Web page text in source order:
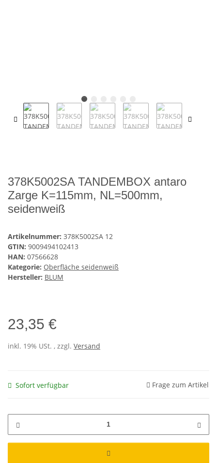
378K5002SA TANDEMBOX antaro
Zarge K=115mm, NL=500mm,
seidenweiß
Artikelnummer: 378K5002SA 12
GTIN: 9009494102413
HAN: 07566628
Kategorie: Oberfläche seidenweiß
Hersteller: BLUM
23,35 €
inkl. 19% USt. , zzgl. Versand
Sofort verfügbar Frage zum Artikel